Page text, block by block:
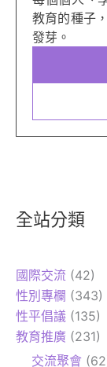
教育的種子
發芽。
全站分類
國際交流 (42)
性別專欄 (343)
性平倡議 (135)
教育推廣 (231)
交流聚會